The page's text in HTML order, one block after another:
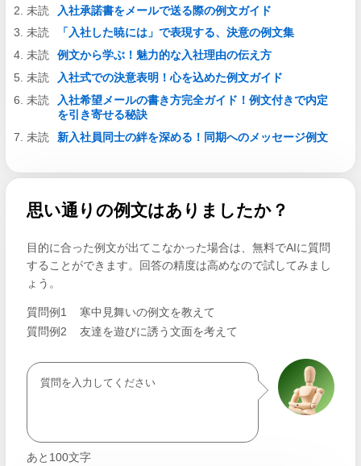
入社承諾書をメールで送る際の例文ガイド
「入社した暁には」で表現する、決意の例文集
例文から学ぶ！魅力的な入社理由の伝え方
入社式での決意表明！心を込めた例文ガイド
入社希望メールの書き方完全ガイド！例文付きで内定
を引き寄せる秘訣
新入社員同士の絆を深める！同期へのメッセージ例文
思い通りの例文はありましたか？
目的に合った例文が出てこなかった場合は、無料でAIに質問
することができます。回答の精度は高めなので試してみまし
ょう。
質問例1
寒中見舞いの例文を教えて
質問例2
友達を遊びに誘う文面を考えて
あと 100文字